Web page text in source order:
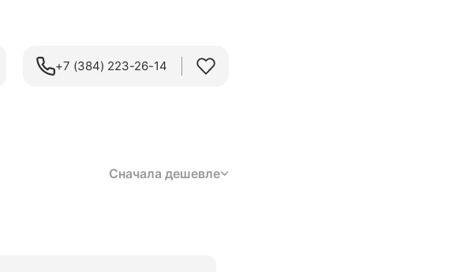
+7 (384) 223-26-14‬
Сначала дешевле